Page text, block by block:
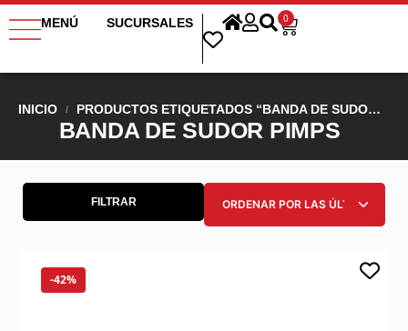
MENÚ SUCURSALES 0
INICIO / PRODUCTOS ETIQUETADOS “BANDA DE SUDOR PIMPS”
BANDA DE SUDOR PIMPS
FILTRAR
-42%